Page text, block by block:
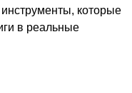
которые
в реальные